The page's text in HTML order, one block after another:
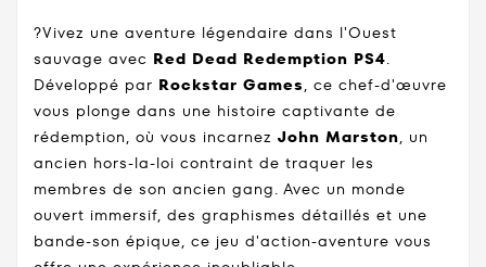
?Vivez une aventure légendaire dans l'Ouest
sauvage avec Red Dead Redemption PS4.
Développé par Rockstar Games, ce chef-d'œuvre
vous plonge dans une histoire captivante de
rédemption, où vous incarnez John Marston, un
ancien hors-la-loi contraint de traquer les
membres de son ancien gang. Avec un monde
ouvert immersif, des graphismes détaillés et une
bande-son épique, ce jeu d'action-aventure vous